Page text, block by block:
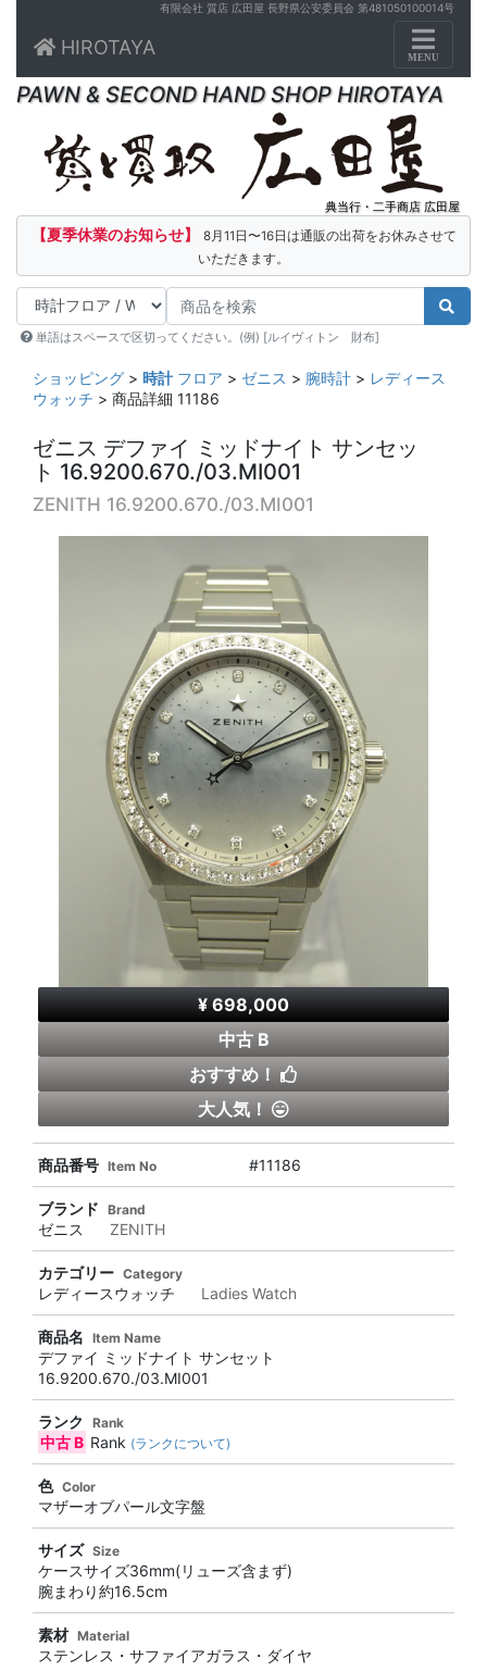
有限会社 質店 広田屋 長野県公安委員会 第481050100014号
HIROTAYA
Toggle
MENU
PAWN & SECOND HAND SHOP HIROTAYA
典当行・二手商店 広田屋
【夏季休業のお知らせ】
8月11日〜16日は通販の出荷をお休みさせて
いただきます。
単語はスペースで区切ってください。(例) [ルイヴィトン 財布]
ショッピング > 時計 フロア > ゼニス > 腕時計 > レディース
ウォッチ > 商品詳細 11186
ゼニス デファイ ミッドナイト サンセッ
ト 16.9200.670./03.MI001
ZENITH 16.9200.670./03.MI001
¥ 698,000
中古 B
おすすめ！
大人気！
商品番号 Item No #11186
ブランド Brand
ゼニス ZENITH
カテゴリー Category
レディースウォッチ Ladies Watch
商品名 Item Name
デファイ ミッドナイト サンセット
16.9200.670./03.MI001
ランク Rank
中古 B Rank (ランクについて)
色 Color
マザーオブパール文字盤
サイズ Size
ケースサイズ36mm(リューズ含まず)
腕まわり約16.5cm
素材 Material
ステンレス・サファイアガラス・ダイヤ